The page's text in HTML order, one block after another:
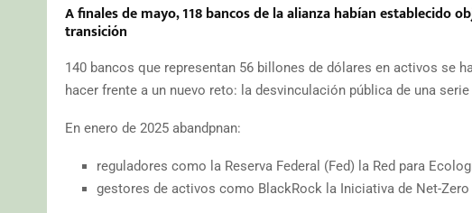
A finales de mayo, 118 bancos de la alianza habían establecido
transición
140 bancos que representan 56 billones de dólares en activos se
hacer frente a un nuevo reto: la desvinculación pública de una
En enero de 2025 abandpnan:
reguladores como la Reserva Federal (Fed) la Red para
gestores de activos como BlackRock la Iniciativa de Net-